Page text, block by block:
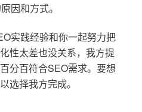
因和方式。
实践经验和你一起努力把
性太差也没关系，我方提
分百符合SEO需求。要想
选择我方完成。